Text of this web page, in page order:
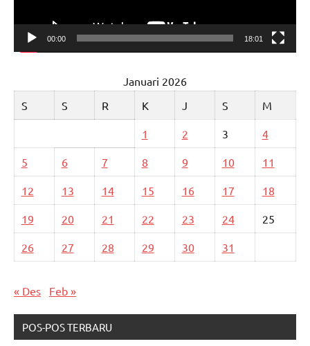
00:00 18:01
Januari 2026
S
S R K J S M
1 2 3 4
5 6 7 8 9 10 11
12 13 14 15 16 17 18
19 20 21 22 23 24 25
26 27 28 29 30 31
« Des Feb »
POS-POS TERBARU